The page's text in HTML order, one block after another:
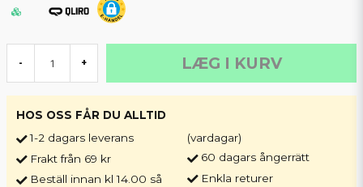
- + LÆG I KURV
HOS OSS FÅR DU ALLTID
1-2 dagars leverans
Frakt från 69 kr
Beställ innan kl 14.00 så
(vardagar)
60 dagars ångerrätt
Enkla returer